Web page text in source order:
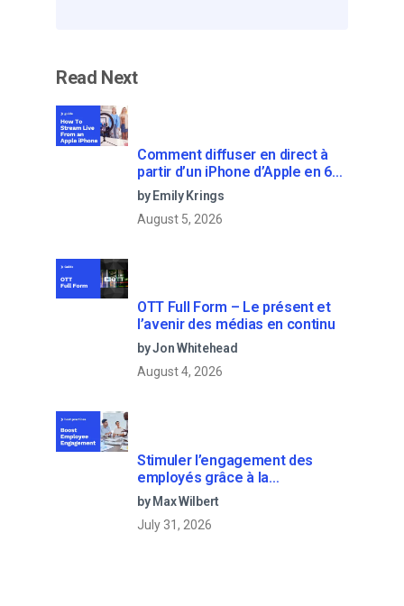
Read Next
Comment diffuser en direct à
partir d’un iPhone d’Apple en 6
étapes faciles
by Emily Krings
August 5, 2026
OTT Full Form – Le présent et
l’avenir des médias en continu
by Jon Whitehead
August 4, 2026
Stimuler l’engagement des
employés grâce à la
communication d’entreprise en
direct
by Max Wilbert
July 31, 2026